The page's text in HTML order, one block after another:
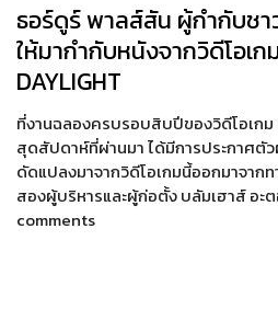
ธอร์ดูร์ พาลส์สัน ผู้กำกับชา
ให้มากำกับหนังจากวิดีโอเก
DAYLIGHT
ที่งานฉลองครบรอบสิบปีของวิดีโอเกม
สุดสัปดาห์ที่ผ่านมา ได้มีการประกาศ
ดัดแปลงมาจากวิดีโอเกมนี้ออกมาจากท
สองผู้บริหารและผู้ก่อตั้ง บลัมเฮาส์ อะ
comments